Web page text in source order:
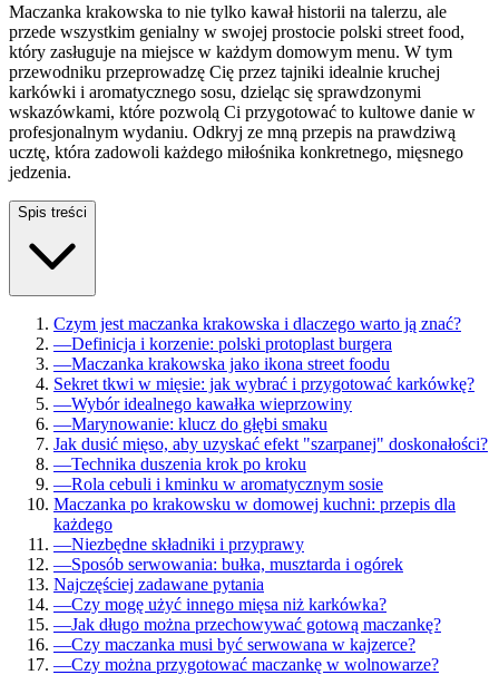
Maczanka krakowska to nie tylko kawał historii na talerzu, ale
przede wszystkim genialny w swojej prostocie polski street food,
który zasługuje na miejsce w każdym domowym menu. W tym
przewodniku przeprowadzę Cię przez tajniki idealnie kruchej
karkówki i aromatycznego sosu, dzieląc się sprawdzonymi
wskazówkami, które pozwolą Ci przygotować to kultowe danie w
profesjonalnym wydaniu. Odkryj ze mną przepis na prawdziwą
ucztę, która zadowoli każdego miłośnika konkretnego, mięsnego
jedzenia.
Spis treści
Czym jest maczanka krakowska i dlaczego warto ją znać?
—Definicja i korzenie: polski protoplast burgera
—Maczanka krakowska jako ikona street foodu
Sekret tkwi w mięsie: jak wybrać i przygotować karkówkę?
—Wybór idealnego kawałka wieprzowiny
—Marynowanie: klucz do głębi smaku
Jak dusić mięso, aby uzyskać efekt "szarpanej" doskonałości?
—Technika duszenia krok po kroku
—Rola cebuli i kminku w aromatycznym sosie
Maczanka po krakowsku w domowej kuchni: przepis dla
każdego
—Niezbędne składniki i przyprawy
—Sposób serwowania: bułka, musztarda i ogórek
Najczęściej zadawane pytania
—Czy mogę użyć innego mięsa niż karkówka?
—Jak długo można przechowywać gotową maczankę?
—Czy maczanka musi być serwowana w kajzerce?
—Czy można przygotować maczankę w wolnowarze?